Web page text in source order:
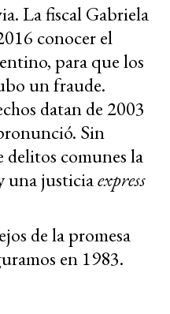
La fiscal Gabriela
conocer el
para que los
un fraude.
datan de 2003
Sin
delitos comunes la
una justiciaexpress
de la promesa
en 1983.